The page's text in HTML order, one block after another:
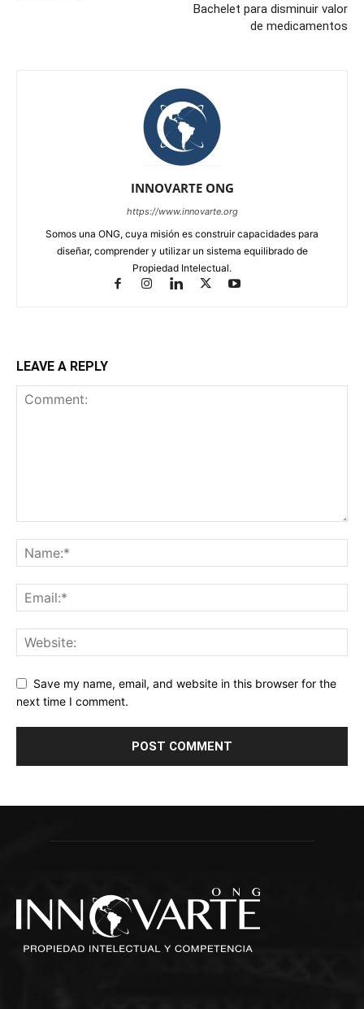
Bachelet para disminuir valor
de medicamentos
INNOVARTE ONG
https://www.innovarte.org
Somos una ONG, cuya misión es construir capacidades para
diseñar, comprender y utilizar un sistema equilibrado de
Propiedad Intelectual.
LEAVE A REPLY
Save my name, email, and website in this browser for the
next time I comment.